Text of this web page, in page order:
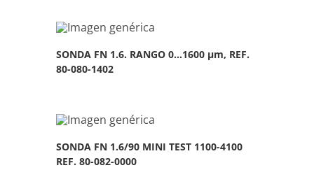
SONDA FN 1.6. RANGO 0…1600 µm, REF.
80-080-1402
SONDA FN 1.6/90 MINI TEST 1100-4100
REF. 80-082-0000